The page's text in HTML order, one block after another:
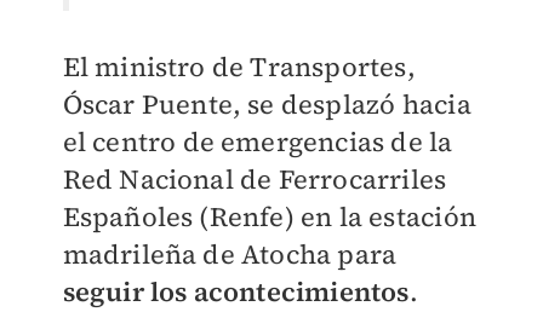
El ministro de Transportes,
Óscar Puente, se desplazó hacia
el centro de emergencias de la
Red Nacional de Ferrocarriles
Españoles (Renfe) en la estación
madrileña de Atocha para
seguir los acontecimientos.